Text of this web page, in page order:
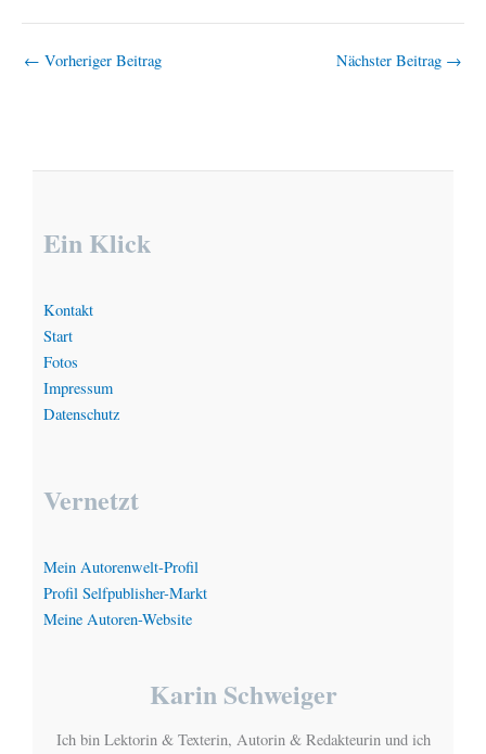
← Vorheriger Beitrag Nächster Beitrag →
Ein Klick
Kontakt
Start
Fotos
Impressum
Datenschutz
Vernetzt
Mein Autorenwelt-Profil
Profil Selfpublisher-Markt
Meine Autoren-Website
Karin Schweiger
Ich bin Lektorin & Texterin, Autorin & Redakteurin und ich